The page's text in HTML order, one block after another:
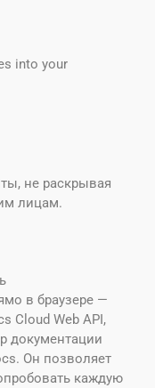
into your
не раскрывая
лицам.
в браузере —
Cloud Web API,
документации
Он позволяет
каждую